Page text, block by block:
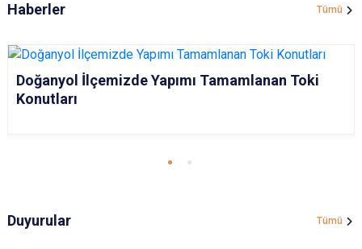
Haberler Tümü
Doğanyol İlçemizde Yapımı Tamamlanan Toki
Konutları
Duyurular Tümü